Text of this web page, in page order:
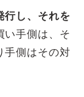
行し、それを
い手側は、そ
手側はその対